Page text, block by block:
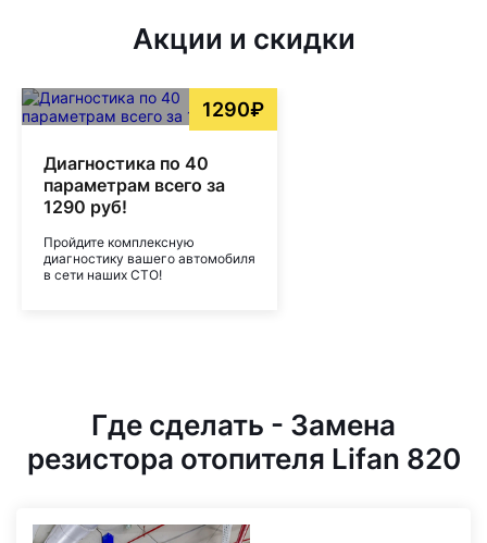
Акции и скидки
1290₽
Диагностика по 40
параметрам всего за
1290 руб!
Пройдите комплексную
диагностику вашего автомобиля
в сети наших СТО!
Где сделать - Замена
резистора отопителя Lifan 820